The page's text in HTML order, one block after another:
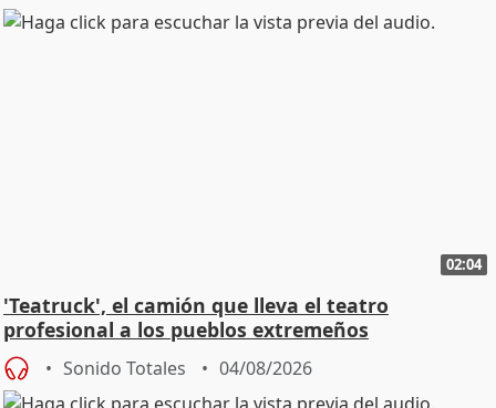
02:04
'Teatruck', el camión que lleva el teatro
profesional a los pueblos extremeños
Sonido Totales 04/08/2026